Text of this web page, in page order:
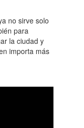
no sirve solo
para
la ciudad y
importa más